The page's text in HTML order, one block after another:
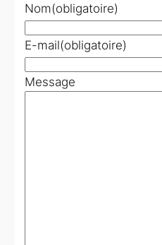
Nom(obligatoire)
E-mail(obligatoire)
Message